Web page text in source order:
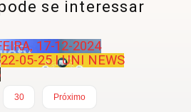
se interessar
17-12-2024
22-05-25 I UNI NEWS
30
Próximo